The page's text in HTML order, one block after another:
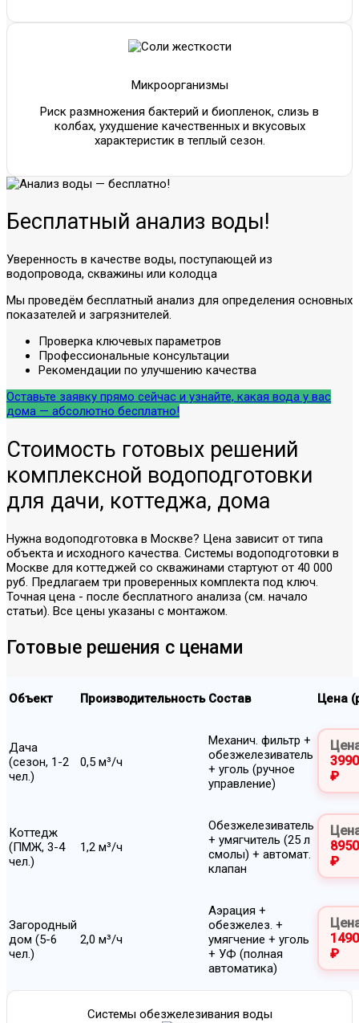
Микроорганизмы
Риск размножения бактерий и биопленок, слизь в
колбах, ухудшение качественных и вкусовых
характеристик в теплый сезон.
Бесплатный анализ воды!
Уверенность в качестве воды, поступающей из
водопровода, скважины или колодца
Мы проведём бесплатный анализ для определения основных
показателей и загрязнителей.
Проверка ключевых параметров
Профессиональные консультации
Рекомендации по улучшению качества
Оставьте заявку прямо сейчас и узнайте, какая вода у вас
дома — абсолютно бесплатно!
Стоимость готовых решений
комплексной водоподготовки
для дачи, коттеджа, дома
Нужна водоподготовка в Москве? Цена зависит от типа
объекта и исходного качества. Системы водоподготовки в
Москве для коттеджей со скважинами стартуют от 40 000
руб. Предлагаем три проверенных комплекта под ключ.
Точная цена - после бесплатного анализа (см. начало
статьи). Все цены указаны с монтажом.
Готовые решения с ценами
Объект Производительность Состав Цена
Дача
(сезон, 1-2
чел.)
0,5 м³/ч
Механич. фильтр +
обезжелезиватель
+ уголь (ручное
управление)
₽
Коттедж
(ПМЖ, 3-4
чел.)
1,2 м³/ч
Обезжелезиватель
+ умягчитель (25 л
смолы) + автомат.
клапан
₽
Загородный
дом (5-6
чел.)
2,0 м³/ч
Аэрация +
обезжелез. +
умягчение + уголь
+ УФ (полная
автоматика)
₽
Системы обезжелезивания воды